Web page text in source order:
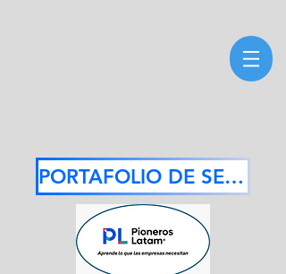
PORTAFOLIO DE SERVICIOS 2026